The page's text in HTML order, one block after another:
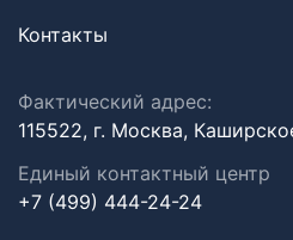
Контакты
Фактический адрес:
115522, г. Москва,
Единый контактный центр
+7 (499) 444-24-24